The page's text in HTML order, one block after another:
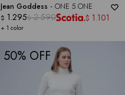
Jean Goddess - ONE 5 ONE
+ 1 color
$ 1.295$ 2.590 $ 1.101
50